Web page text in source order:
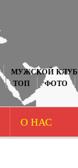
МУЖСКОЙ КЛУБ
ТОП ФОТО
О НАС